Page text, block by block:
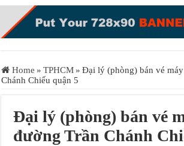
Home » TPHCM » Đại lý (phòng) bán vé
Chánh Chiếu quận 5
Đại lý (phòng) bán vé
đường Trần Chánh